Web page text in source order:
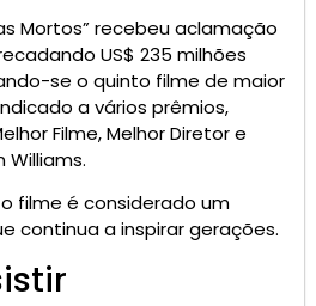
Mortos” recebeu aclamação
US$ 235 milhões
se o quinto filme de maior
a vários prêmios,
Filme, Melhor Diretor e
Williams.
filme é considerado um
continua a inspirar gerações.